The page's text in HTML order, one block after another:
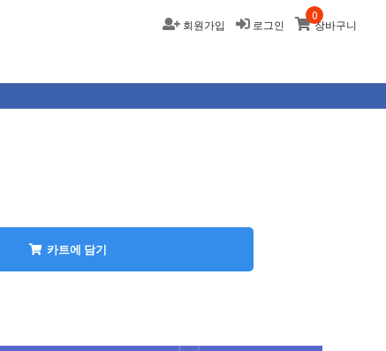
회원가입 로그인 장바구니
0
카트에 담기